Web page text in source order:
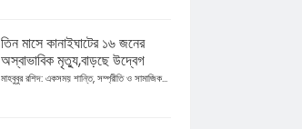
তিন মাসে কানাইঘাটের ১৬ জনের
অস্বাভাবিক মৃত্যু,বাড়ছে উদ্বেগ
মাহবুবুর রশিদ: একসময় শান্তি, সম্প্রীতি ও সামাজিক...